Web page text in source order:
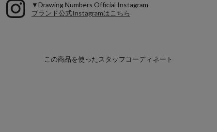
▼Drawing Numbers Official Instagram
ブランド公式Instagramはこちら